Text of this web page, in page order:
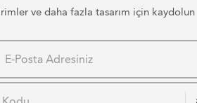
ve daha fazla tasarım için kaydolun